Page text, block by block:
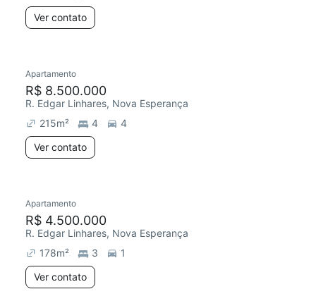
Ver contato
Apartamento
R$ 8.500.000
R. Edgar Linhares, Nova Esperança
215m² 4
4
Ver contato
Apartamento
R$ 4.500.000
R. Edgar Linhares, Nova Esperança
178m² 3
1
Ver contato